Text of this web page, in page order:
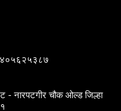
- नारपटगीर चौक ओल्ड जिल्हा